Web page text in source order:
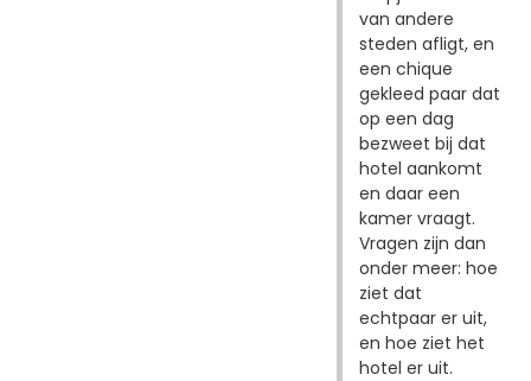
van andere
steden afligt, en
een chique
gekleed paar dat
op een dag
bezweet bij dat
hotel aankomt
en daar een
kamer vraagt.
Vragen zijn dan
onder meer: hoe
ziet dat
echtpaar er uit,
en hoe ziet het
hotel er uit.